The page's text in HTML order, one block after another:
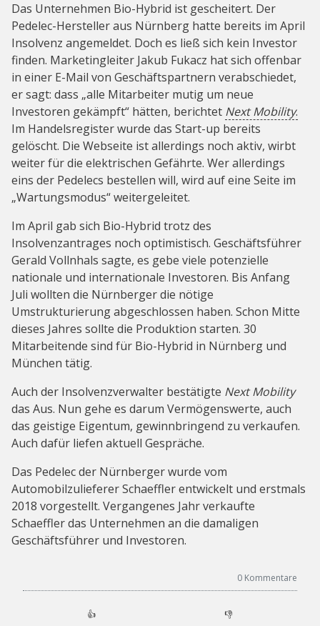
Das Unternehmen Bio-Hybrid ist gescheitert. Der
Pedelec-Hersteller aus Nürnberg hatte bereits im April
Insolvenz angemeldet. Doch es ließ sich kein Investor
finden. Marketingleiter Jakub Fukacz hat sich offenbar
in einer E-Mail von Geschäftspartnern verabschiedet,
er sagt: dass „alle Mitarbeiter mutig um neue
Investoren gekämpft“ hätten, berichtet Next Mobility.
Im Handelsregister wurde das Start-up bereits
gelöscht. Die Webseite ist allerdings noch aktiv, wirbt
weiter für die elektrischen Gefährte. Wer allerdings
eins der Pedelecs bestellen will, wird auf eine Seite im
„Wartungsmodus“ weitergeleitet.
Im April gab sich Bio-Hybrid trotz des
Insolvenzantrages noch optimistisch. Geschäftsführer
Gerald Vollnhals sagte, es gebe viele potenzielle
nationale und internationale Investoren. Bis Anfang
Juli wollten die Nürnberger die nötige
Umstrukturierung abgeschlossen haben. Schon Mitte
dieses Jahres sollte die Produktion starten. 30
Mitarbeitende sind für Bio-Hybrid in Nürnberg und
München tätig.
Auch der Insolvenzverwalter bestätigte Next Mobility
das Aus. Nun gehe es darum Vermögenswerte, auch
das geistige Eigentum, gewinnbringend zu verkaufen.
Auch dafür liefen aktuell Gespräche.
Das Pedelec der Nürnberger wurde vom
Automobilzulieferer Schaeffler entwickelt und erstmals
2018 vorgestellt. Vergangenes Jahr verkaufte
Schaeffler das Unternehmen an die damaligen
Geschäftsführer und Investoren.
0 Kommentare
👍 👎